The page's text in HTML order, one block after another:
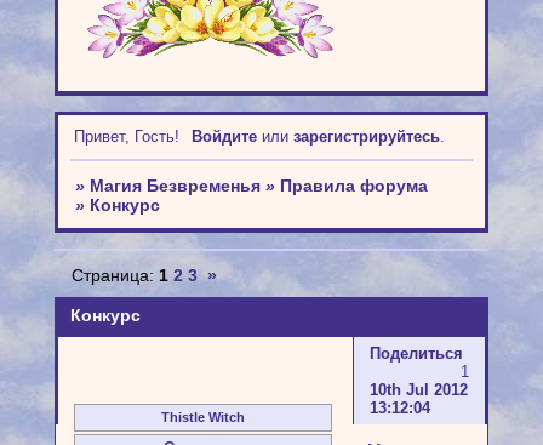
Привет, Гость! Войдитеили зарегистрируйтесь.
» Магия Безвременья » Правила форума
» Конкурс
Конкурс
Страница: 1 2 3 »
Поделиться
1
10th Jul 2012
13:12:04
Thistle Witch